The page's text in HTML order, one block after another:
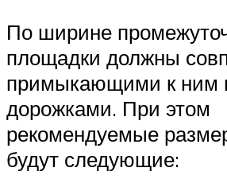
По ширине
площадки должны
примыкающими к ним
дорожками. При этом
рекомендуемые
будут следующие: